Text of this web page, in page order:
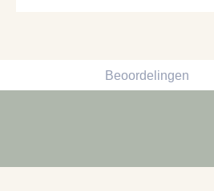
Beoordelingen